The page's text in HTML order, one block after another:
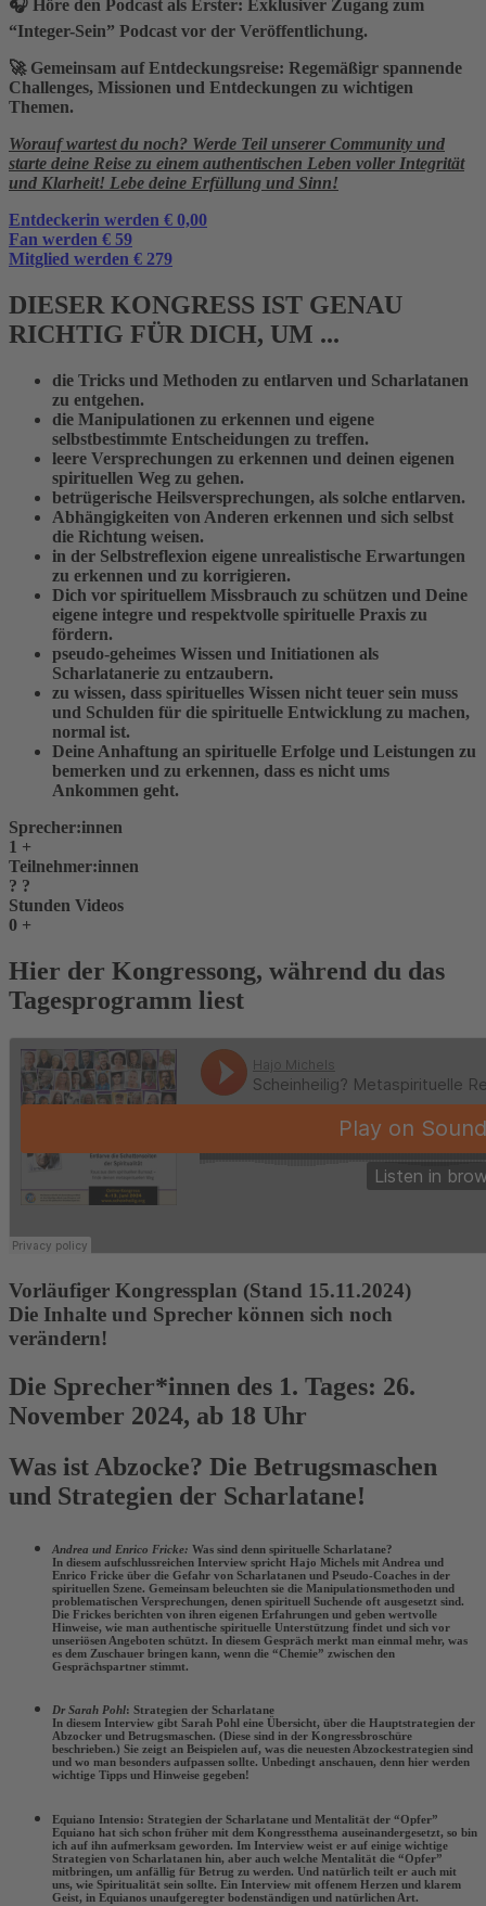
🎧 Höre den Podcast als Erster: Exklusiver Zugang zum
“Integer-Sein” Podcast vor der Veröffentlichung.
🚀 Gemeinsam auf Entdeckungsreise: Regemäßigr spannende
Challenges, Missionen und Entdeckungen zu wichtigen
Themen.
Worauf wartest du noch? Werde Teil unserer Community und
starte deine Reise zu einem authentischen Leben voller Integrität
und Klarheit! Lebe deine Erfüllung und Sinn!
Entdeckerin werden € 0,00
Fan werden € 59
Mitglied werden € 279
DIESER KONGRESS IST GENAU
RICHTIG FÜR DICH, UM ...
die Tricks und Methoden zu entlarven und Scharlatanen
zu entgehen.
die Manipulationen zu erkennen und eigene
selbstbestimmte Entscheidungen zu treffen.
leere Versprechungen zu erkennen und deinen eigenen
spirituellen Weg zu gehen.
betrügerische Heilsversprechungen, als solche entlarven.
Abhängigkeiten von Anderen erkennen und sich selbst
die Richtung weisen.
in der Selbstreflexion eigene unrealistische Erwartungen
zu erkennen und zu korrigieren.
Dich vor spirituellem Missbrauch zu schützen und Deine
eigene integre und respektvolle spirituelle Praxis zu
fördern.
pseudo-geheimes Wissen und Initiationen als
Scharlatanerie zu entzaubern.
zu wissen, dass spirituelles Wissen nicht teuer sein muss
und Schulden für die spirituelle Entwicklung zu machen,
normal ist.
Deine Anhaftung an spirituelle Erfolge und Leistungen zu
bemerken und zu erkennen, dass es nicht ums
Ankommen geht.
Sprecher:innen
1 +
Teilnehmer:innen
? ?
Stunden Videos
0 +
Hier der Kongressong, während du das
Tagesprogramm liest
Vorläufiger Kongressplan (Stand 15.11.2024)
Die Inhalte und Sprecher können sich noch
verändern!
Die Sprecher*innen des 1. Tages: 26.
November 2024, ab 18 Uhr
Was ist Abzocke? Die Betrugsmaschen
und Strategien der Scharlatane!
Andrea und Enrico Fricke: Was sind denn spirituelle Scharlatane?
In diesem aufschlussreichen Interview spricht Hajo Michels mit Andrea und
Enrico Fricke über die Gefahr von Scharlatanen und Pseudo-Coaches in der
spirituellen Szene. Gemeinsam beleuchten sie die Manipulationsmethoden und
problematischen Versprechungen, denen spirituell Suchende oft ausgesetzt sind.
Die Frickes berichten von ihren eigenen Erfahrungen und geben wertvolle
Hinweise, wie man authentische spirituelle Unterstützung findet und sich vor
unseriösen Angeboten schützt. In diesem Gespräch merkt man einmal mehr, was
es dem Zuschauer bringen kann, wenn die “Chemie” zwischen den
Gesprächspartner stimmt.
Dr Sarah Pohl: Strategien der Scharlatane
In diesem Interview gibt Sarah Pohl eine Übersicht, über die Hauptstrategien der
Abzocker und Betrugsmaschen. (Diese sind in der Kongressbroschüre
beschrieben.) Sie zeigt an Beispielen auf, was die neuesten Abzockestrategien sind
und wo man besonders aufpassen sollte. Unbedingt anschauen, denn hier werden
wichtige Tipps und Hinweise gegeben!
Equiano Intensio: Strategien der Scharlatane und Mentalität der “Opfer”
Equiano hat sich schon früher mit dem Kongressthema auseinandergesetzt, so bin
ich auf ihn aufmerksam geworden. Im Interview weist er auf einige wichtige
Strategien von Scharlatanen hin, aber auch welche Mentalität die “Opfer”
mitbringen, um anfällig für Betrug zu werden. Und natürlich teilt er auch mit
uns, wie Spiritualität sein sollte. Ein Interview mit offenem Herzen und klarem
Geist, in Equianos unaufgeregter bodenständigen und natürlichen Art.